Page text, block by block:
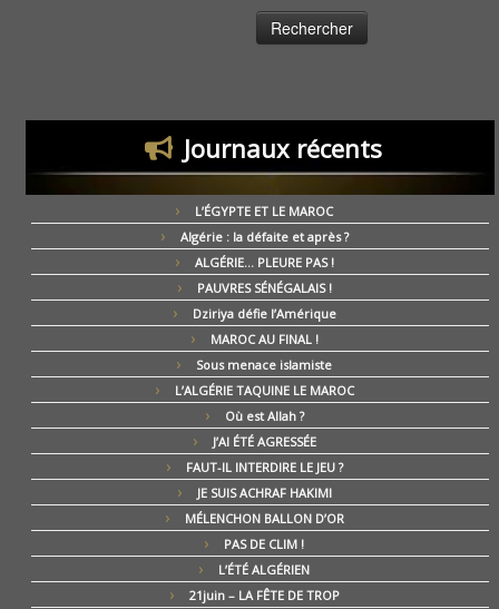
Journaux récents
L’ÉGYPTE ET LE MAROC
Algérie : la défaite et après ?
ALGÉRIE… PLEURE PAS !
PAUVRES SÉNÉGALAIS !
Dziriya défie l’Amérique
MAROC AU FINAL !
Sous menace islamiste
L’ALGÉRIE TAQUINE LE MAROC
Où est Allah ?
J’AI ÉTÉ AGRESSÉE
FAUT-IL INTERDIRE LE JEU ?
JE SUIS ACHRAF HAKIMI
MÉLENCHON BALLON D’OR
PAS DE CLIM !
L’ÉTÉ ALGÉRIEN
21juin – LA FÊTE DE TROP